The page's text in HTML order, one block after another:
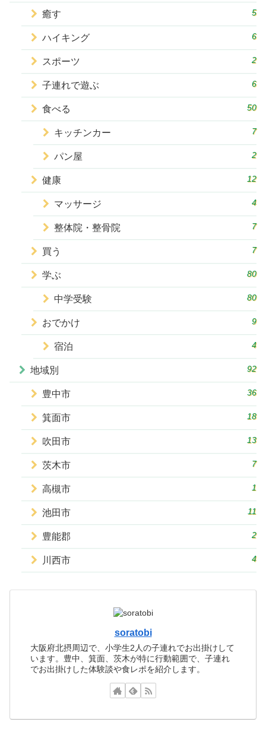
癒す 5
ハイキング 6
スポーツ 2
子連れで遊ぶ 6
食べる 50
キッチンカー 7
パン屋 2
健康 12
マッサージ 4
整体院・整骨院 7
買う 7
学ぶ 80
中学受験 80
おでかけ 9
宿泊 4
地域別 92
豊中市 36
箕面市 18
吹田市 13
茨木市 7
高槻市 1
池田市 11
豊能郡 2
川西市 4
soratobi
大阪府北摂周辺で、小学生2人の子連れでお出掛けして
います。豊中、箕面、茨木が特に行動範囲で、子連れ
でお出掛けした体験談や食レポを紹介します。